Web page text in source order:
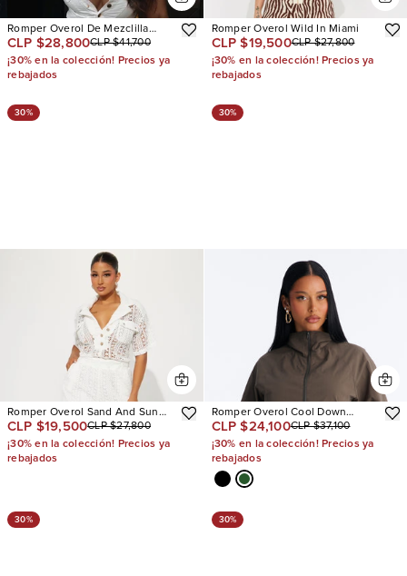
Romper Overol De Mezclilla
Sweet Bliss
CLP $28,800CLP $41,700
¡30% en la colección! Precios ya
rebajados
Romper Overol Wild In Miami
CLP $19,500CLP $27,800
¡30% en la colección! Precios ya
rebajados
30%
Romper Overol Sand And Sun
Crochet
CLP $19,500CLP $27,800
¡30% en la colección! Precios ya
rebajados
30%
Romper Overol Cool Down
Windbreaker Long Sleeve
CLP $24,100CLP $37,100
¡30% en la colección! Precios ya
rebajados
30% 30%